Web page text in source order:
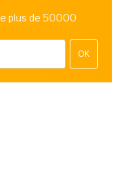
plus de 50000
OK